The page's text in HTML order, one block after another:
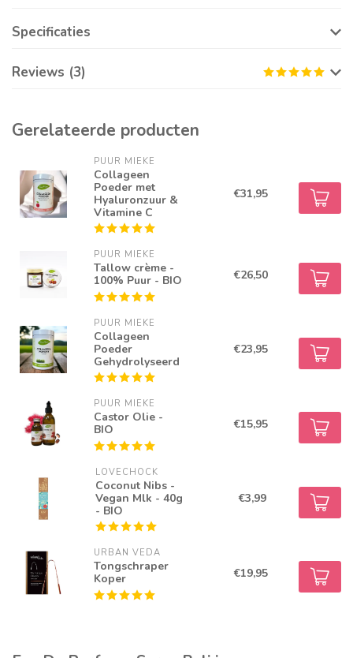
Specificaties
Reviews (3)
Gerelateerde producten
PUUR MIEKE
Collageen
Poeder met
Hyaluronzuur &
Vitamine C
€31,95
PUUR MIEKE
Tallow crème -
100% Puur - BIO
€26,50
PUUR MIEKE
Collageen
Poeder
Gehydrolyseerd
€23,95
PUUR MIEKE
Castor Olie -
BIO
€15,95
LOVECHOCK
Coconut Nibs -
Vegan Mlk - 40g
- BIO
€3,99
URBAN VEDA
Tongschraper
Koper
€19,95